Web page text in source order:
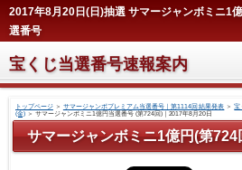
2017年8月20日(日)抽選 サマージャンボミニ1
選番号
宝くじ当選番号速報案内
トップページ＞ サマージャンボプレミアム当選番号｜第1114回 結果発表 ＞宝
(金)＞ サマージャンボミニ1億円当選番号 (第724回)｜2017年8月20日
サマージャンボミニ1億円(第724